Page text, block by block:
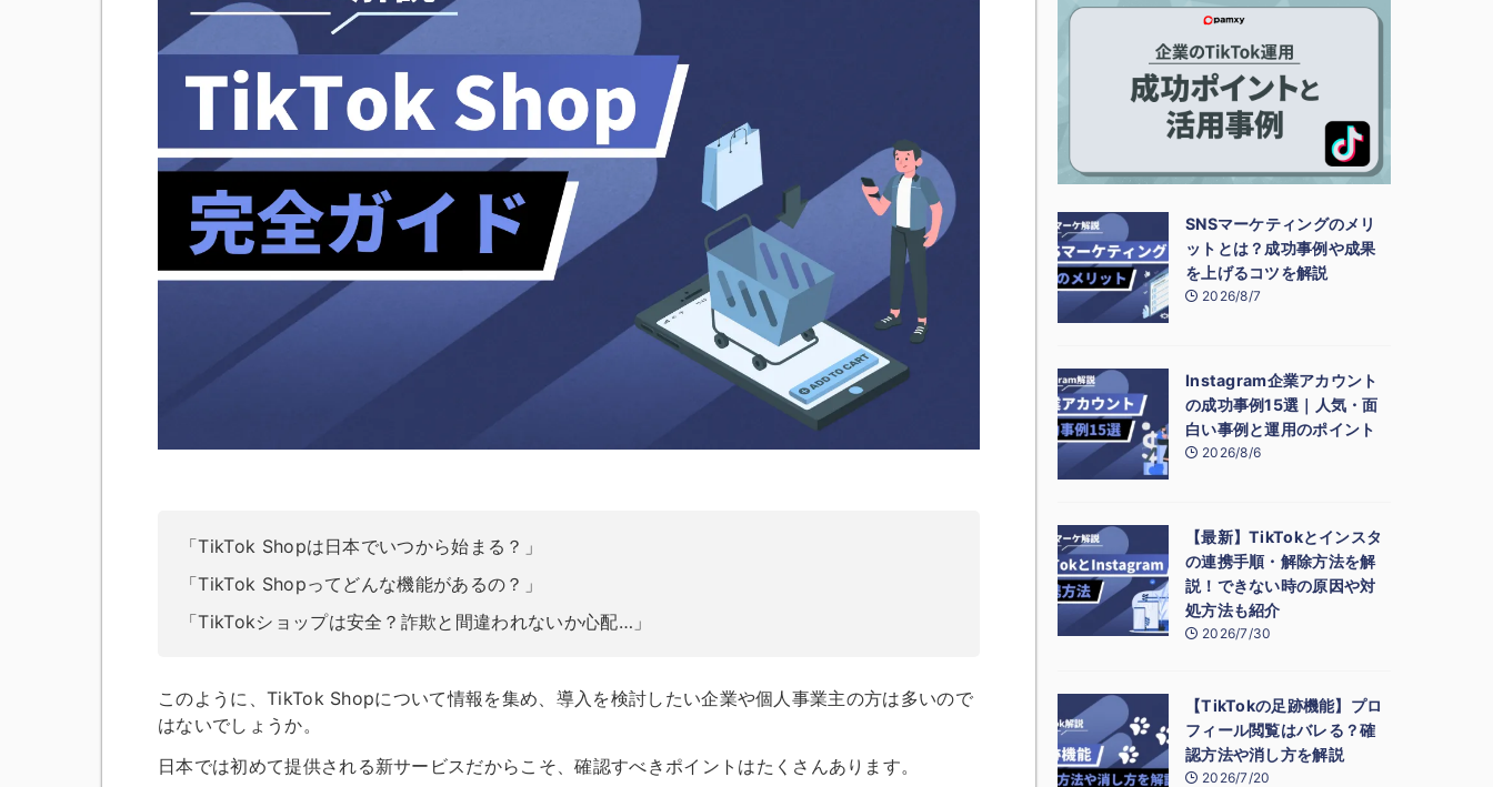
「TikTok Shopは日本でいつから始まる？」
「TikTok Shopってどんな機能があるの？」
「TikTokショップは安全？詐欺と間違われないか心配…」
このように、TikTok Shopについて情報を集め、導入を検討したい企業や個人事業主の方は多いので
はないでしょうか。
日本では初めて提供される新サービスだからこそ、確認すべきポイントはたくさんあります。
SNSマーケティングのメリ
ットとは？成功事例や成果
を上げるコツを解説
2026/8/7
Instagram企業アカウント
の成功事例15選｜人気・面
白い事例と運用のポイント
2026/8/6
【最新】TikTokとインスタ
の連携手順・解除方法を解
説！できない時の原因や対
処方法も紹介
2026/7/30
【TikTokの足跡機能】プロ
フィール閲覧はバレる？確
認方法や消し方を解説
2026/7/20